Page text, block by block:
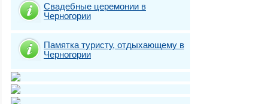
Свадебные церемонии в
Черногории
Памятка туристу, отдыхающему в
Черногории